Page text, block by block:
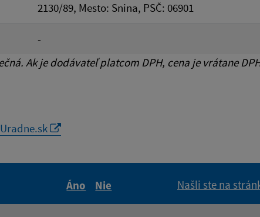
2130/89, Mesto: Snina, PSČ: 06901
-
Ak je dodávateľ platcom DPH, cena je vrátane
Uradne.sk
Áno
Nie
Našli ste na